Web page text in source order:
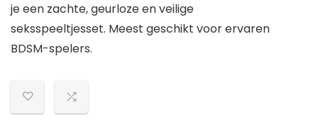
je een zachte, geurloze en veilige
seksspeeltjesset. Meest geschikt voor ervaren
BDSM-spelers.